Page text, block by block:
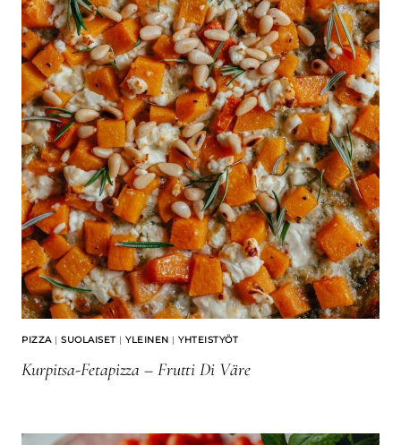
PIZZA| SUOLAISET | YLEINEN | YHTEISTYÖT
Kurpitsa-Fetapizza – Frutti Di Väre